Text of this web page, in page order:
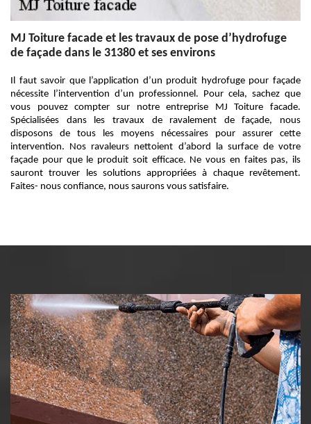
MJ Toiture facade et les travaux de pose d’hydrofuge
de façade dans le 31380 et ses environs
Il faut savoir que l’application d’un produit hydrofuge pour façade
nécessite l’intervention d’un professionnel. Pour cela, sachez que
vous pouvez compter sur notre entreprise MJ Toiture facade.
Spécialisées dans les travaux de ravalement de façade, nous
disposons de tous les moyens nécessaires pour assurer cette
intervention. Nos ravaleurs nettoient d’abord la surface de votre
façade pour que le produit soit efficace. Ne vous en faites pas, ils
sauront trouver les solutions appropriées à chaque revêtement.
Faites- nous confiance, nous saurons vous satisfaire.